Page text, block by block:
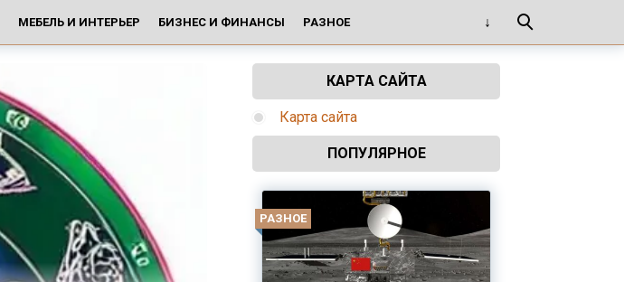
МЕБЕЛЬ И ИНТЕРЬЕР БИЗНЕС И ФИНАНСЫ РАЗНОЕ
КАРТА САЙТА
Карта сайта
ПОПУЛЯРНОЕ
РАЗНОЕ